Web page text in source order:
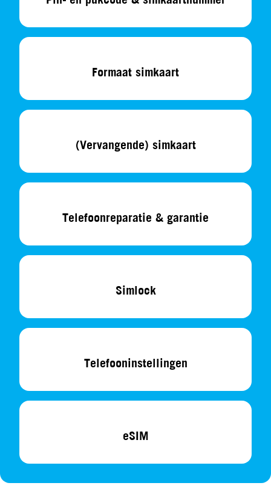
Formaat simkaart
(Vervangende) simkaart
Telefoonreparatie & garantie
Simlock
Telefooninstellingen
eSIM